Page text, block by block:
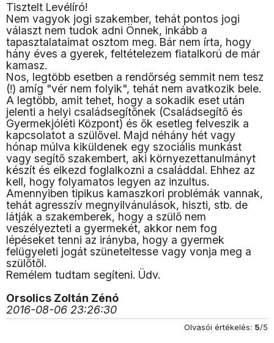
Tisztelt Levélíró!
Nem vagyok jogi szakember, tehát pontos jogi
választ nem tudok adni Önnek, inkább a
tapasztalataimat osztom meg. Bár nem írta, hogy
hány éves a gyerek, feltételezem fiatalkorú de már
kamasz.
Nos, legtöbb esetben a rendőrség semmit nem tesz
(!) amíg "vér nem folyik", tehát nem avatkozik bele.
A legtöbb, amit tehet, hogy a sokadik eset után
jelenti a helyi családsegítőnek (Családsegítő és
Gyermekjóléti Központ) és ők esetleg felveszik a
kapcsolatot a szülővel. Majd néhány hét vagy
hónap múlva kiküldenek egy szociális munkást
vagy segítő szakembert, aki környezettanulmányt
készít és elkezd foglalkozni a családdal. Ehhez az
kell, hogy folyamatos legyen az inzultus.
Amennyiben tipikus kamaszkori problémák vannak,
tehát agresszív megnyilvánulások, hiszti, stb. de
látják a szakemberek, hogy a szülő nem
veszélyezteti a gyermekét, akkor nem fog
lépéseket tenni az irányba, hogy a gyermek
felügyeleti jogát szüneteltesse vagy vonja meg a
szülőtől.
Remélem tudtam segíteni. Üdv.
Orsolics Zoltán Zénó
2016-08-06 23:26:30
Olvasói értékelés: 5/5